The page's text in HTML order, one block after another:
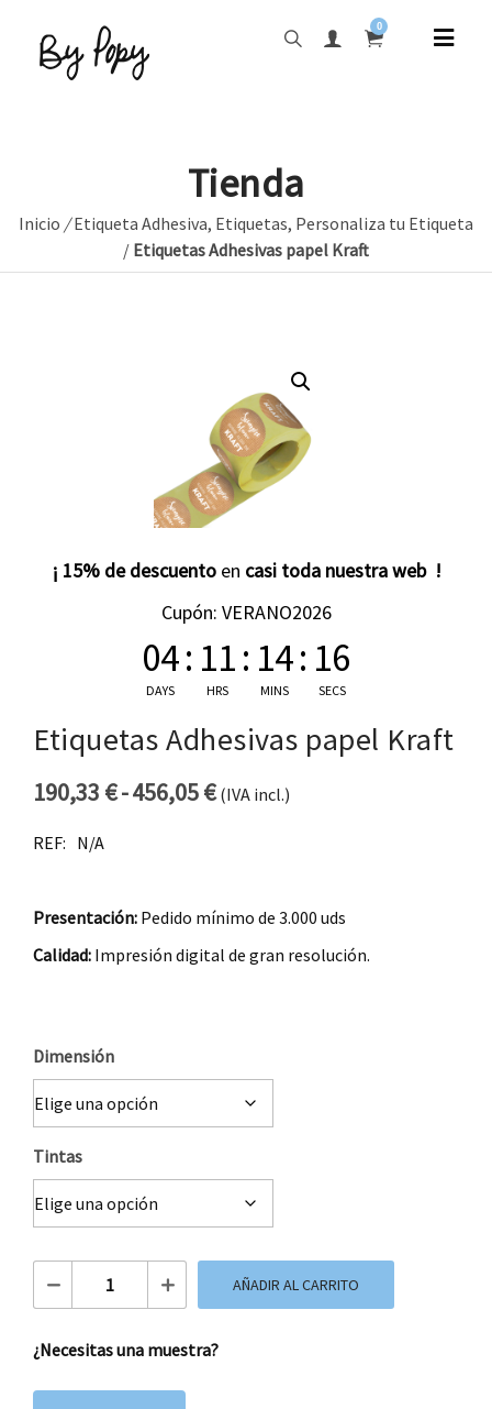
0
Tienda
Inicio /Etiqueta Adhesiva, Etiquetas, Personaliza tu Etiqueta
/ Etiquetas Adhesivas papel Kraft
¡ 15% de descuento en casi toda nuestra web !
Cupón: VERANO2026
04
DAYS
: 11
HRS
: 14
MINS
: 15
SECS
Etiquetas Adhesivas papel Kraft
190,33 €-456,05€
Rango de precios: desde
(IVA incl.)
REF: N/A
Presentación: Pedido mínimo de 3.000 uds
Calidad: Impresión digital de gran resolución.
Dimensión
Tintas
Etiquetas Adhesivas papel Kraft cantidad
AÑADIR AL CARRITO
¿Necesitas una muestra?